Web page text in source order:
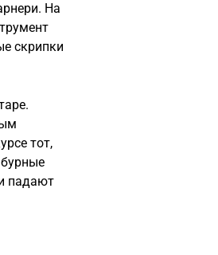
На
скрипки
тот,
падают